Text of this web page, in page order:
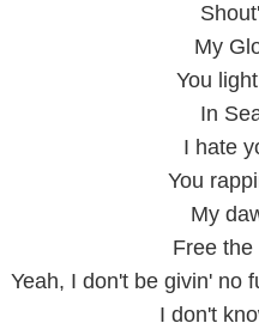
My
You
In
I hate
You
My
Free
Yeah, I don't be givin' no
I don't